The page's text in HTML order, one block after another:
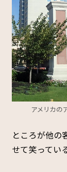
アメリカの
ところが他の
せて笑ってい